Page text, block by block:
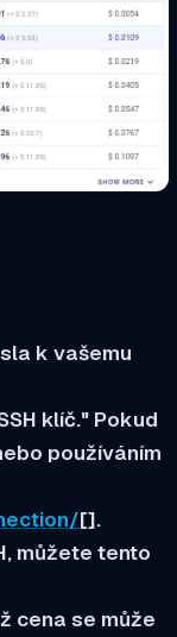
k vašemu
klíč." Pokud
používáním
[].
můžete tento
cena se může